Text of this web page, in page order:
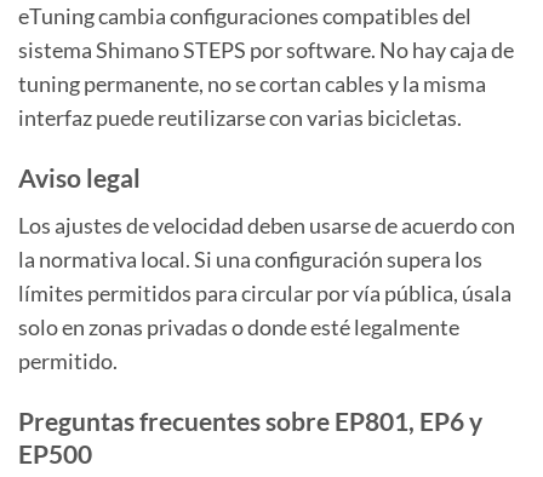
eTuning cambia configuraciones compatibles del
sistema Shimano STEPS por software. No hay caja de
tuning permanente, no se cortan cables y la misma
interfaz puede reutilizarse con varias bicicletas.
Aviso legal
Los ajustes de velocidad deben usarse de acuerdo con
la normativa local. Si una configuración supera los
límites permitidos para circular por vía pública, úsala
solo en zonas privadas o donde esté legalmente
permitido.
Preguntas frecuentes sobre EP801, EP6 y
EP500